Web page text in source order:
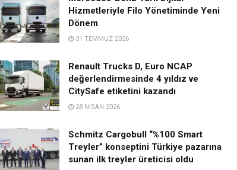
Hizmetleriyle Filo Yönetiminde Yeni
Dönem
31 TEMMUZ 2026
Renault Trucks D, Euro NCAP
değerlendirmesinde 4 yıldız ve
CitySafe etiketini kazandı
28 NISAN 2026
Schmitz Cargobull “%100 Smart
Treyler” konseptini Türkiye pazarına
sunan ilk treyler üreticisi oldu